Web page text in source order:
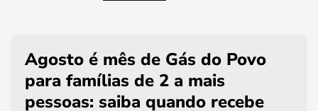
Agosto é mês de Gás do Povo
para famílias de 2 a mais
pessoas: saiba quando recebe